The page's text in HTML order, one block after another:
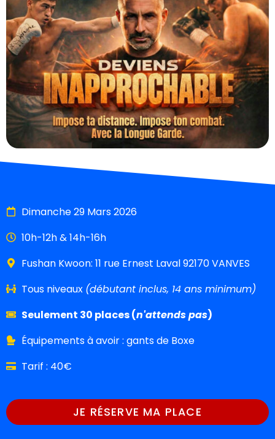
Dimanche 29 Mars 2026
10h-12h & 14h-16h
Fushan Kwoon: 11 rue Ernest Laval 92170 VANVES
Tous niveaux (débutant inclus, 14 ans minimum)
Seulement 30 places (n'attends pas)
Équipements à avoir : gants de Boxe
Tarif : 40€
JE RÉSERVE MA PLACE